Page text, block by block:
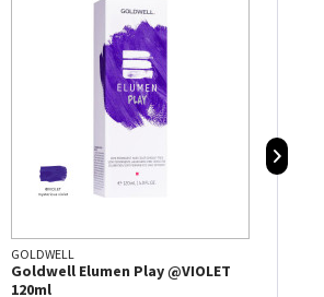
GOLDWELL
Goldwell Elumen Play @VIOLET
120ml